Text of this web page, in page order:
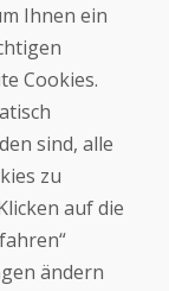
Ihnen ein
Cookies.
sind, alle
zu
auf die
ändern